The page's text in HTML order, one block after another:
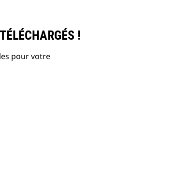
!
pour votre